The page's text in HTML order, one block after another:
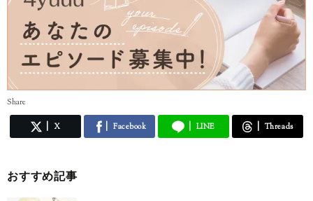
Share
X Facebook LINE Threads
おすすめ記事